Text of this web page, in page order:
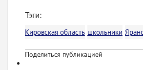
Тэги:
Кировская область школьники
Поделиться публикацией